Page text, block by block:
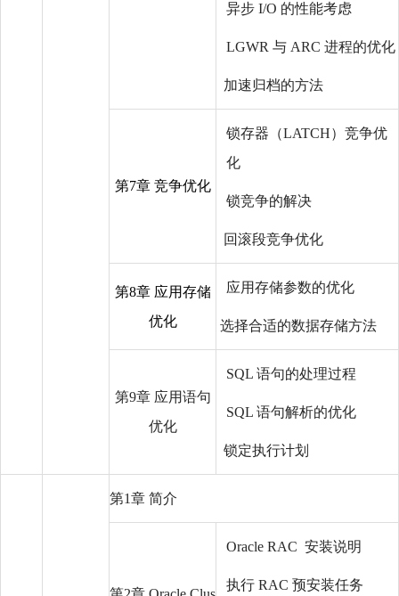
异步 I/O 的性能考虑
LGWR 与 ARC 进程的优化
加速归档的方法
第7章 竞争优化
锁存器（LATCH）竞争优
化
锁竞争的解决
回滚段竞争优化
第8章 应用存储
优化
应用存储参数的优化
选择合适的数据存储方法
第9章 应用语句
优化
SQL 语句的处理过程
SQL 语句解析的优化
锁定执行计划
第1章 简介
Oracle RAC 安装说明
执行 RAC 预安装任务